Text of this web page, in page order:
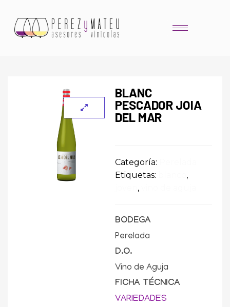
BLANC
PESCADOR JOIA
DEL MAR
Categoría:
Etiquetas:
,
,
BODEGA
Perelada
D.O.
Vino de Aguja
FICHA TÉCNICA
VARIEDADES